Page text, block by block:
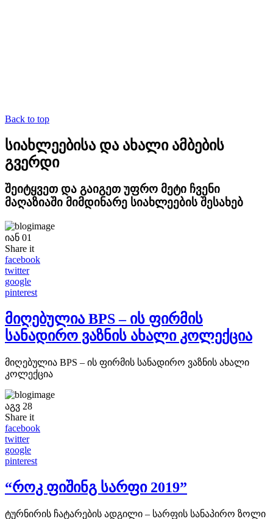
Back to top
სიახლეებისა და ახალი ამბების
გვერდი
შეიტყვეთ და გაიგეთ უფრო მეტი ჩვენი
მაღაზიაში მიმდინარე სიახლეების შესახებ
იან 01
Share it
facebook
twitter
google
pinterest
მიღებულია BPS – ის ფირმის
სანადირო ვაზნის ახალი კოლექცია
მიღებულია BPS – ის ფირმის სანადირო ვაზნის ახალი
კოლექცია
აგვ 28
Share it
facebook
twitter
google
pinterest
“როკ ფიშინგ სარფი 2019”
ტურნირის ჩატარების ადგილი – სარფის სანაპირო ზოლი